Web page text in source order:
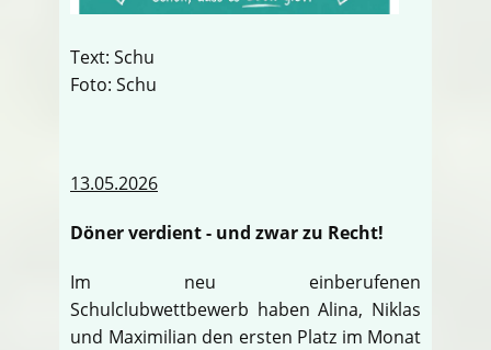
Text: Schu
Foto: Schu
13.05.2026
Döner verdient - und zwar zu Recht!
Im neu einberufenen
Schulclubwettbewerb haben Alina, Niklas
und Maximilian den ersten Platz im Monat